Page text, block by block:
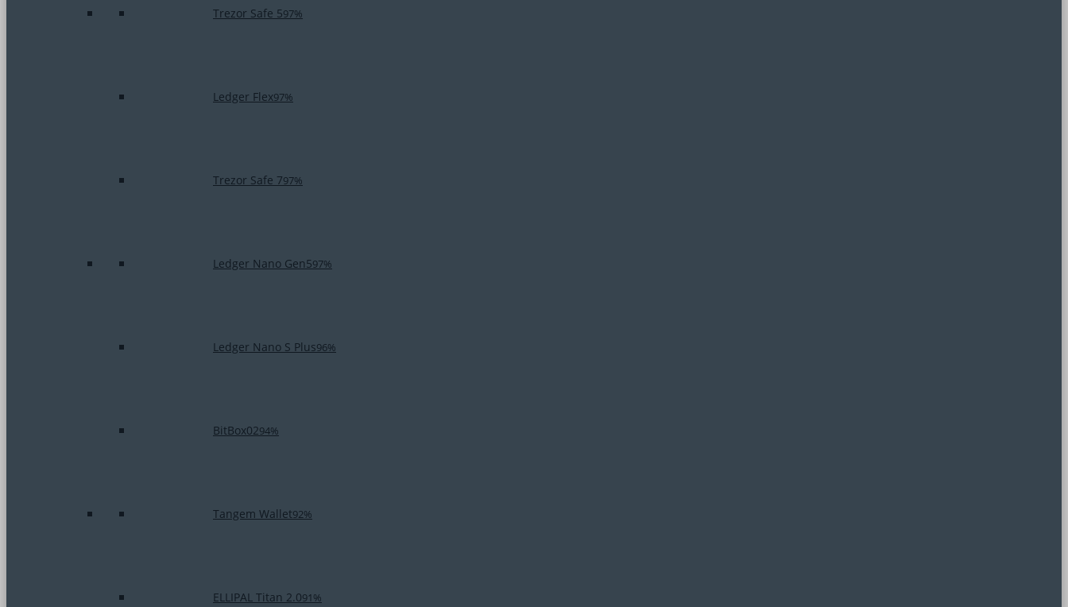
Trezor Safe 597%
Ledger Flex97%
Trezor Safe 797%
Ledger Nano Gen597%
Ledger Nano S Plus96%
BitBox0294%
Tangem Wallet92%
ELLIPAL Titan 2.091%